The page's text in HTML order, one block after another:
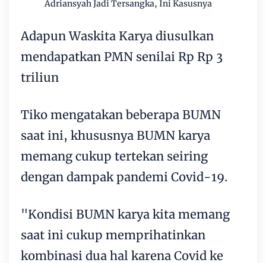
Adriansyah Jadi Tersangka, Ini Kasusnya
Adapun Waskita Karya diusulkan
mendapatkan PMN senilai Rp Rp 3
triliun
Tiko mengatakan beberapa BUMN
saat ini, khususnya BUMN karya
memang cukup tertekan seiring
dengan dampak pandemi Covid-19.
"Kondisi BUMN karya kita memang
saat ini cukup memprihatinkan
kombinasi dua hal karena Covid ke